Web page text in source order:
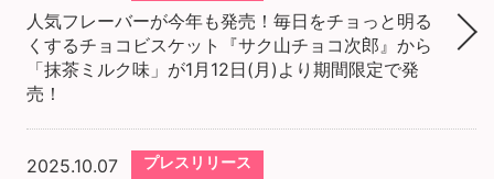
人気フレーバーが今年も発売！毎日をチョっと明る
くするチョコビスケット『サク山チョコ次郎』から
「抹茶ミルク味」が1月12日(月)より期間限定で発
売！
2025.10.07 プレスリリース